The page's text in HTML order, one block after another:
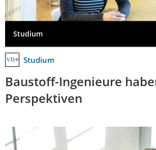
Studium
Studium
Baustoff-Ingenieure
Perspektiven